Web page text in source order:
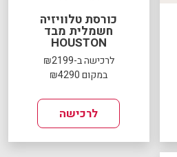
כורסת טלוויזיה
חשמלית מבד
HOUSTON
לרכישה ב-₪2199
במקום ₪4290
לרכישה